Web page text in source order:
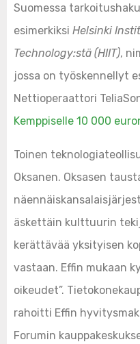
Suomessa
esimerkiksi Helsinki
Technology:stä (HIIT),
jossa on työskennellyt
Nettioperaattori
Kemppiselle 10 000
Toinen
Oksanen. Oksasen
äskettäin kulttuurin
kerättävää yksityisen
vastaan. Effin mukaan
oikeudet”.
rahoitti Effin
Forumin